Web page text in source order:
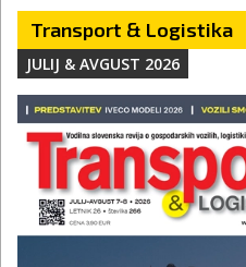
Transport & Logistika
JULIJ & AVGUST 2026